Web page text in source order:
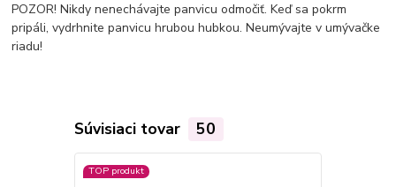
POZOR! Nikdy nenechávajte panvicu odmočiť. Keď sa pokrm
pripáli, vydrhnite panvicu hrubou hubkou. Neumývajte v umývačke
riadu!
Súvisiaci tovar 50
TOP produkt